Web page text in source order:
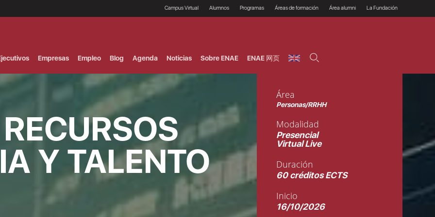
Campus Virtual Alumnos
Prácticas en empresas
Préstamo Imagina
estudios Caja Rural
Ventajas
Programas
Programas Ejecutivos
Áreas de formación
Riesgos
Comercial / Marketing/
Ventas
Administración de
Finanzas
Área alumni La Fundación
Empresas Empleo Blog Agenda Noticias Sobre ENAE ENAE 网页
Y TALENTO
Área
Personas/RRHH
Modalidad
Presencial
Virtual Live
Duración
60 créditos ECTS
Inicio
16/10/2026